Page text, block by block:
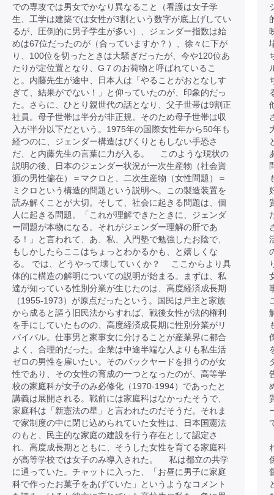
での専攻では男女でかなり異なること（看護は女子学
生、工学は建築では女性が3割という数字が底上げしてい
るが、圧倒的に男子学生が多い）、ジェンダー指数は始
めは67位だったのが（合っていますか？）、徐々に下が
り、100位を切ったときは大騒ぎだったが、今や120位あ
たりが定位置となり、G７のお荷物と呼ばれているこ
と。内藤先生が途中、日本人は「やることがおとなしす
ぎて、結果がでない！」と仰っていたのが、印象的だっ
た。さらに、ひとり親世代の話となり、父子世帯は9割正
社員。母子世帯は半分が非正規。そのため母子世帯は収
入が半分以下だという。1975年の国際女性年から50年も
経つのに、ジェンダー構造はぴくりともしない手恐さ
だ、と内藤先生の言葉に力が入る。 このような現状の
説明の後、日本のジェンダー状況が一次生産物（社会資
源の男性偏在）＝マクロと、二次生産物（女性問題）＝
ミクロという構造的問題という説明へ。この製造装置を
読み解くことが大切。そして、社会に起きる問題は、個
人に起きる問題。「これが理解できたときに、ジェンダ
ー問題が本物になる。それがジェンダー理解の肝であ
る！」と言われて、あ、私、入門塾で勉強したお陰で、
もしかしたらここはちょっとわかるかも、と嬉しくな
る。 では、どうやって壊していくか？ ここからより具
体的に構造の解明についての説明が始まる。まずは、私
達が知っている性別分業が生じたのは、高度経済成長期
（1955-1973）が原点だったという。国民は戸主と家族
から成ると謳う旧民法からすれば、戦後女性が法的権利
を手にしていたものの、高度経済成長期に性別分業がリ
バイバル。仕事男と家事女に分けることが産業界に都合
よく、合理的だった。企業は中途半端な人よりも私生活
ゼロの男性を雇いたい。そのバックヤードを担うのが女
性であり、その女性の育成の一つとなったのが、高等学
校の家庭科が女子のみ必修化（1970-1994）であったと
講義は展開される。戦前には家庭科はなかったそうで、
家庭科は「新憲法の星」と言われたのだそうだ。それま
で家制度の中に閉じ込められていた女性は、日本国憲法
のもと、民主的な家庭の建設を行う存在として認定さ
れ、高度成長期とともに、そうした女性を育てる家庭科
が高等学校では女子のみ導入された。 私は都立の共学
に通っていた。チャットに入った、「お昼に男子に家庭
科で作ったお菓子をあげていた」というようなコメント